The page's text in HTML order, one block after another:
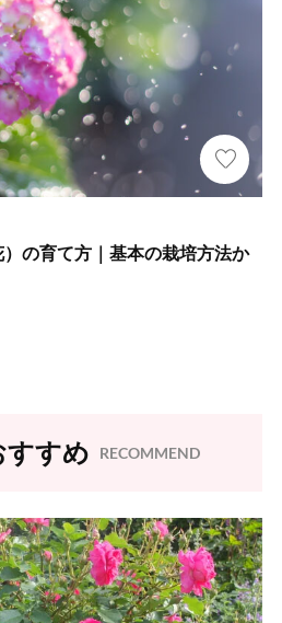
の育て方｜基本の栽培方法か
すすめ RECOMMEND